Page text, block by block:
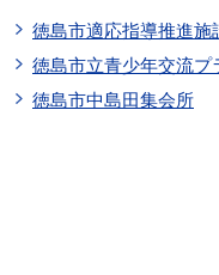
徳島市適応指導推進施
徳島市立青少年交流プ
徳島市中島田集会所